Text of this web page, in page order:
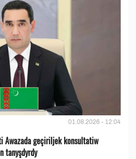
01.08.2026 - 12:04
Awazada geçiriljek konsultatiw
tanyşdyrdy